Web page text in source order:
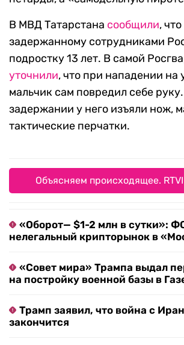
В МВД Татарстана сообщили, что
задержанному сотрудниками
подростку 13 лет. В самой
уточнили, что при нападении на
мальчик сам повредил себе
задержании у него изъяли нож,
тактические перчатки.
Объясняем происходящее.
«Оборот— $1-2 млн в сутки»:
нелегальный крипторынок в
«Совет мира» Трампа выдал
на постройку военной базы в
Трамп заявил, что война с
закончится